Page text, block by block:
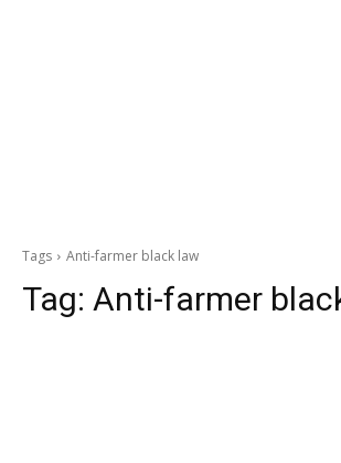
Tags Anti-farmer black law
Tag: Anti-farmer